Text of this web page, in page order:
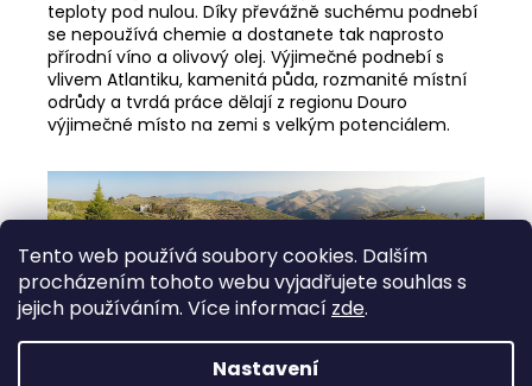
Tento web používá soubory cookies. Dalším
procházením tohoto webu vyjadřujete souhlas s
jejich používáním. Více informací zde.
Nastavení
teploty pod nulou. Díky převážně suchému podnebí
se nepoužívá chemie a dostanete tak naprosto
přírodní víno a olivový olej. Výjimečné podnebí s
vlivem Atlantiku, kamenitá půda, rozmanité místní
odrůdy a tvrdá práce dělají z regionu Douro
výjimečné místo na zemi s velkým potenciálem.
Vinice rodiny Roboredo Madeira, vinařství CARM,
Douro Superior, Portugalsko